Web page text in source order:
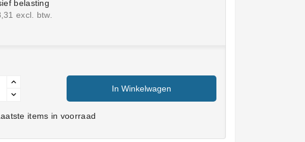
belasting
excl. btw.
In Winkelwagen
items in voorraad